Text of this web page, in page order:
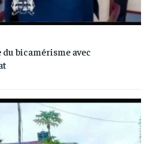
du bicamérisme avec